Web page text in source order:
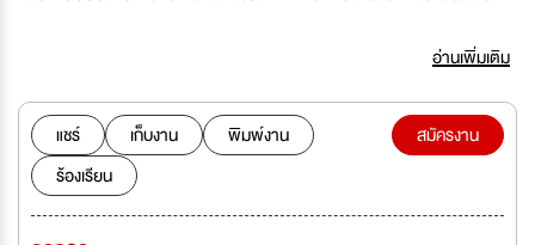
อ่านเพิ่มเติม
แชร์ เก็บงาน
พิมพ์งาน
ร้องเรียน
สมัครงาน